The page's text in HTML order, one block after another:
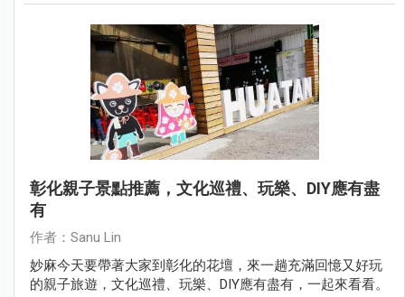
彰化親子景點推薦，文化巡禮、玩樂、DIY應有盡
有
作者：Sanu Lin
妙麻今天要帶著大家到彰化的花壇，來一趟充滿回憶又好玩
的親子旅遊，文化巡禮、玩樂、DIY應有盡有，一起來看看。